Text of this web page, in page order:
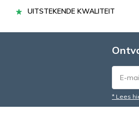
UITSTEKENDE KWALITEIT
* Lees